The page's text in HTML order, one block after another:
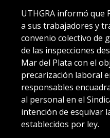
UTHGRA informó que
a sus trabajadores y
convenio colectivo de
de las inspecciones
Mar del Plata con el
precarización laboral
responsables
al personal en el
intención de esquivar
establecidos por ley.